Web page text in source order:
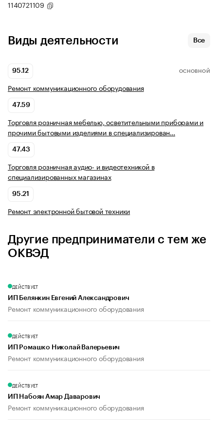
1140721109
Виды деятельности Все
95.12 ОСНОВНОЙ
Ремонт коммуникационного оборудования
47.59
Торговля розничная мебелью, осветительными приборами и
прочими бытовыми изделиями в специализирован…
47.43
Торговля розничная аудио- и видеотехникой в
специализированных магазинах
95.21
Ремонт электронной бытовой техники
Другие предприниматели с тем же
ОКВЭД
ДЕЙСТВУЕТ
ИП Белянкин Евгений Александрович
Ремонт коммуникационного оборудования
ДЕЙСТВУЕТ
ИП Ромашко Николай Валерьевич
Ремонт коммуникационного оборудования
ДЕЙСТВУЕТ
ИП Набоян Амар Даварович
Ремонт коммуникационного оборудования